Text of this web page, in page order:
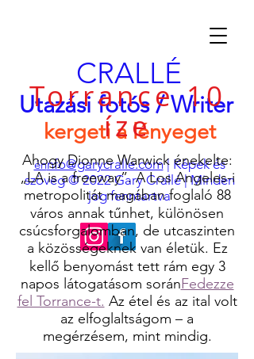
CRALLÉ
Utazási fotós / Writer
kergeti a lényeget
énnfo@garycralle.com| Képek és
szöveg © 2022 Gary Crallé | Minden
jog fenntartva
Torrance 10
íze
Ahogy Dionne Warwick énekelte:
„LA is a freeway”. A Los Angeles-i
metropolitát magában foglaló 88
város annak tűnhet, különösen
csúcsforgalomban, de utcaszinten
a közösségeknek van életük. Ez
kellő benyomást tett rám egy 3
napos látogatásom soránFedezze
fel Torrance-t. Az étel és az ital volt
az elfoglaltságom – a
megérzésem, mint mindig.